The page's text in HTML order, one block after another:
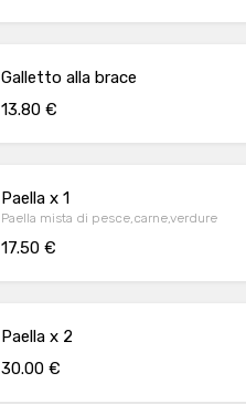
Galletto alla brace
13.80 €
Paella x 1
Paella mista di pesce,carne,verdure
17.50 €
Paella x 2
30.00 €